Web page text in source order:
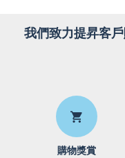
我們致力提昇客
購物獎賞